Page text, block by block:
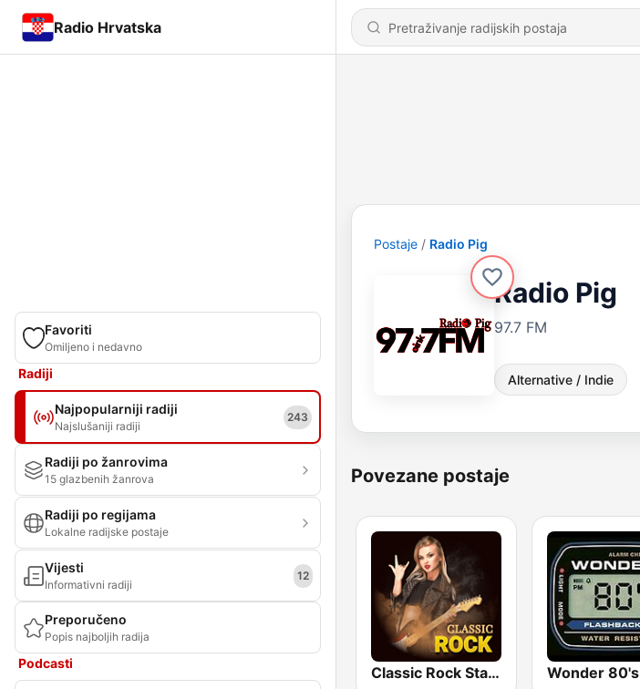
Radio Hrvatska
Favoriti
Omiljeno i nedavno
Radiji
Najpopularniji radiji
Najslušaniji radiji
243
Radiji po žanrovima
15 glazbenih žanrova
Radiji po regijama
Lokalne radijske postaje
Vijesti
Informativni radiji
12
Preporučeno
Popis najboljih radija
Podcasti
Postaje Radio Pig
Radio Pig
97.7 FM
Alternative / Indie
Povezane postaje
Classic Rock Station Wonder 80's